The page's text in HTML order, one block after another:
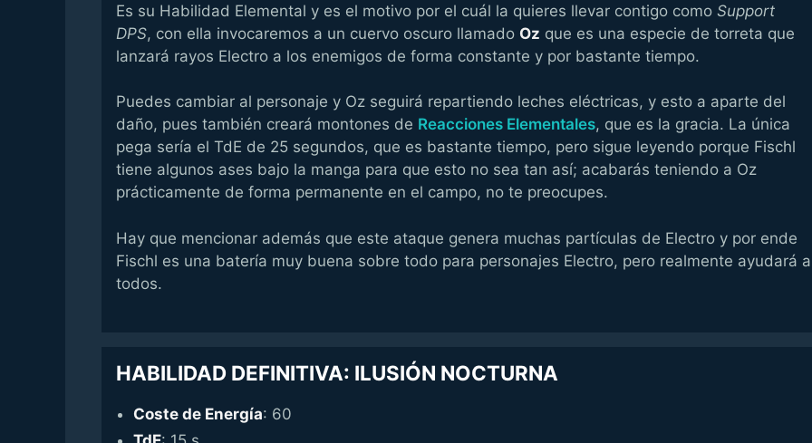
Es su Habilidad Elemental y es el motivo por el cuál la quieres llevar contigo como Support
DPS, con ella invocaremos a un cuervo oscuro llamado Oz que es una especie de torreta que
lanzará rayos Electro a los enemigos de forma constante y por bastante tiempo.
Puedes cambiar al personaje y Oz seguirá repartiendo leches eléctricas, y esto a aparte del
daño, pues también creará montones de Reacciones Elementales, que es la gracia. La única
pega sería el TdE de 25 segundos, que es bastante tiempo, pero sigue leyendo porque Fischl
tiene algunos ases bajo la manga para que esto no sea tan así; acabarás teniendo a Oz
prácticamente de forma permanente en el campo, no te preocupes.
Hay que mencionar además que este ataque genera muchas partículas de Electro y por ende
Fischl es una batería muy buena sobre todo para personajes Electro, pero realmente ayudará a
todos.
HABILIDAD DEFINITIVA: ILUSIÓN NOCTURNA
Coste de Energía: 60